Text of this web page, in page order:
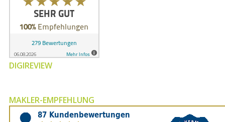
DIGIREVIEW
MAKLER-EMPFEHLUNG